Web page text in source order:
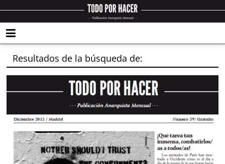
Resultados de la búsqueda de: